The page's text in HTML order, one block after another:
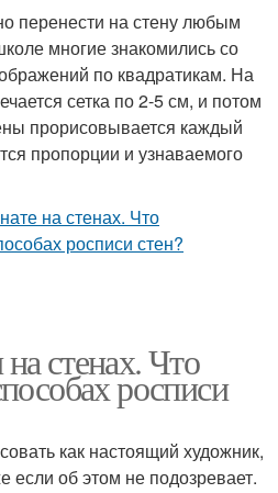
перенести на стену любым
многие знакомились со
по квадратикам. На
сетка по 2-5 см, и потом
прорисовывается каждый
пропорции и узнаваемого
стенах. Что
росписи
как настоящий художник,
если об этом не подозревает.